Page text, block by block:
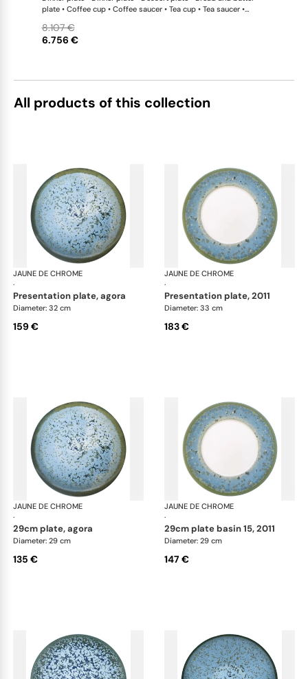
plate • Coffee cup • Coffee saucer • Tea cup • Tea saucer •
Flat dish • Salad serving bowl • Salad serving bowl • 2-tier cake
stand x 1 This list is completely flexible. We can update the
6.756 €
8.107 €
All products of this collection
JAUNE DE CHROME
·
Nymphéa
presentation plate, agora
Diameter: 32 cm
159 €
JAUNE DE CHROME
·
presentation plate, 2011
Diameter: 33 cm
183 €
JAUNE DE CHROME
·
Nymphéa
29cm plate, agora
Diameter: 29 cm
135 €
JAUNE DE CHROME
·
29cm plate basin 15, 2011
Diameter: 29 cm
147 €